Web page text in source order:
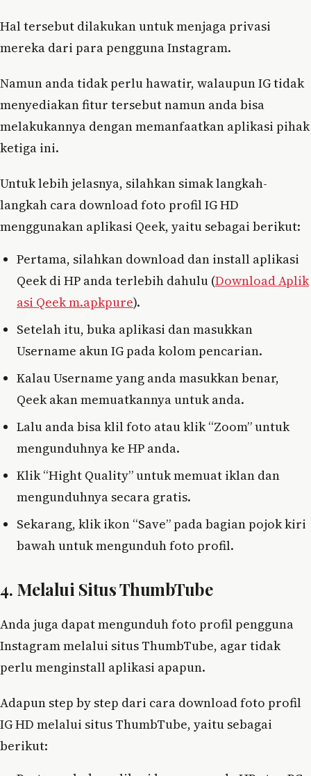
Hal tersebut dilakukan untuk menjaga privasi
mereka dari para pengguna Instagram.
Namun anda tidak perlu hawatir, walaupun IG tidak
menyediakan fitur tersebut namun anda bisa
melakukannya dengan memanfaatkan aplikasi pihak
ketiga ini.
Untuk lebih jelasnya, silahkan simak langkah-
langkah cara download foto profil IG HD
menggunakan aplikasi Qeek, yaitu sebagai berikut:
Pertama, silahkan download dan install aplikasi
Qeek di HP anda terlebih dahulu (Download Aplik
asi Qeek m.apkpure).
Setelah itu, buka aplikasi dan masukkan
Username akun IG pada kolom pencarian.
Kalau Username yang anda masukkan benar,
Qeek akan memuatkannya untuk anda.
Lalu anda bisa klil foto atau klik “Zoom” untuk
mengunduhnya ke HP anda.
Klik “Hight Quality” untuk memuat iklan dan
mengunduhnya secara gratis.
Sekarang, klik ikon “Save” pada bagian pojok kiri
bawah untuk mengunduh foto profil.
4. Melalui Situs ThumbTube
Anda juga dapat mengunduh foto profil pengguna
Instagram melalui situs ThumbTube, agar tidak
perlu menginstall aplikasi apapun.
Adapun step by step dari cara download foto profil
IG HD melalui situs ThumbTube, yaitu sebagai
berikut: